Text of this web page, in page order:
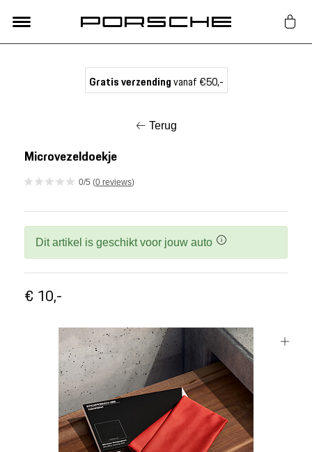
Nieuw
Acties
Porsche finder
Klantenservice
Meer Porsche
Porsche informatie
Gratis verzendingvanaf €50,-
Terug
Microvezeldoekje
0/5 (0 reviews)
Dit artikel is geschikt voor jouw auto
€ 10,-